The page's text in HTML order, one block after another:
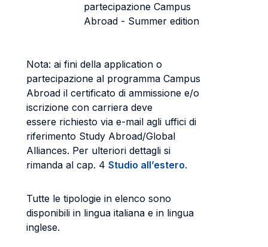
partecipazione Campus
Abroad - Summer edition
Nota: ai fini della application o
partecipazione al programma Campus
Abroad il certificato di ammissione e/o
iscrizione con carriera deve
essere richiesto via e-mail agli uffici di
riferimento Study Abroad/Global
Alliances. Per ulteriori dettagli si
rimanda al cap. 4 Studio all’estero.
Tutte le tipologie in elenco sono
disponibili in lingua italiana e in lingua
inglese.